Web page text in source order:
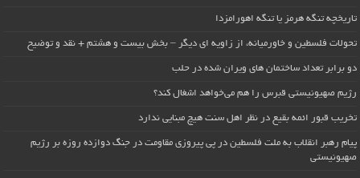
تاریخچه تنگه هرمز یا تنگه اهورامزدا
تحولات فلسطین و خاورمیانه، از زاویه ای دیگر – بخش بیست و هشتم + نقد و توضیح
دو برابر تعداد ساختمان های ویران شده در حلب
رژیم صهیونیستی قبرس را هم می‌خواهد اشغال کند؟
تخریب قبور ائمه بقیع در نظر اهل سنت هیچ مبنایی ندارد
پیام رهبر انقلاب به ملت فلسطین در پی پیروزی مقاومت در جنگ دوازده روزه بر رژیم
صهیونیستی